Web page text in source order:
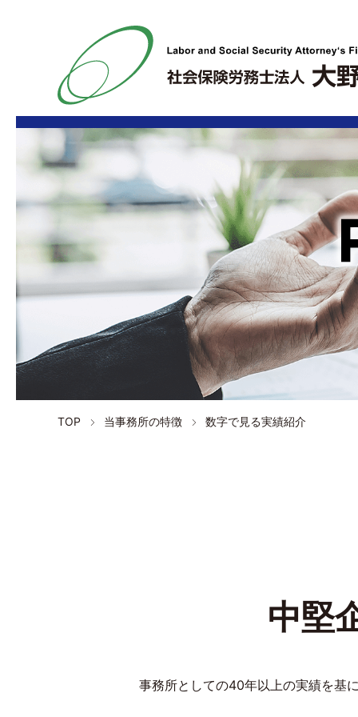
TOP 当事務所の特徴 数字で見る実績紹介
中堅
事務所としての40年以上の実績を基